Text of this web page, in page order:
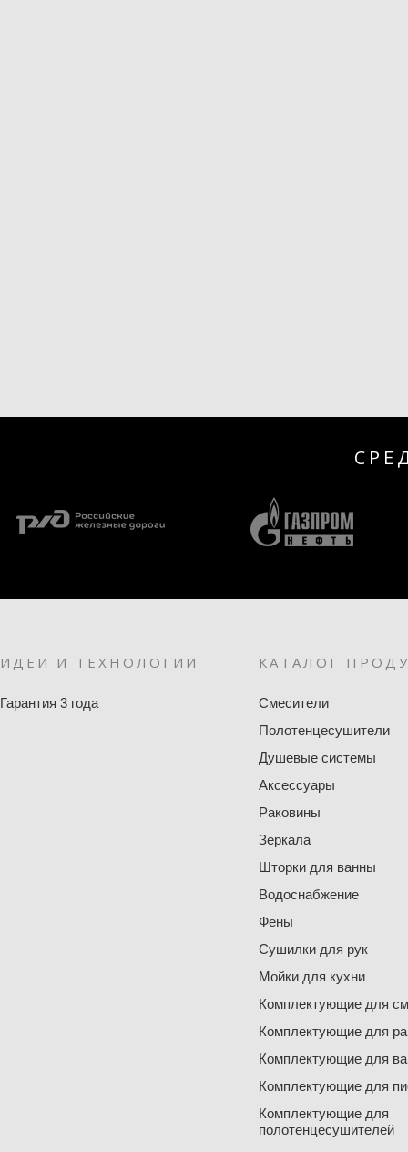
ИДЕИ И ТЕХНОЛОГИИ
Гарантия 3 года
КАТАЛОГ
Смесители
Полотенцесушители
Душевые системы
Аксессуары
Раковины
Зеркала
Шторки для ванны
Водоснабжение
Фены
Сушилки для рук
Мойки для кухни
Комплектующие для
Комплектующие для
Комплектующие для
Комплектующие для
Комплектующие для
полотенцесушителей